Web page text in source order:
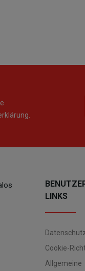
LINKS
Cookie-
Allgemeine